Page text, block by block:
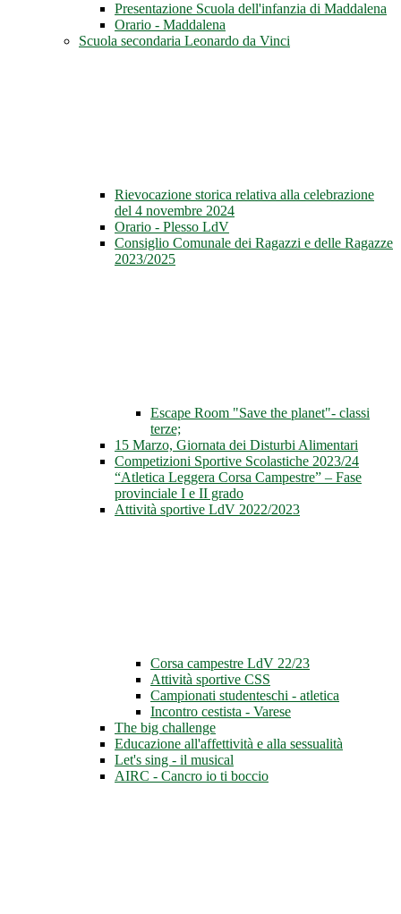
Presentazione Scuola dell'infanzia di Maddalena
Orario - Maddalena
Scuola secondaria Leonardo da Vinci
Rievocazione storica relativa alla celebrazione
del 4 novembre 2024
Orario - Plesso LdV
Consiglio Comunale dei Ragazzi e delle Ragazze
2023/2025
Escape Room "Save the planet"- classi
terze;
15 Marzo, Giornata dei Disturbi Alimentari
Competizioni Sportive Scolastiche 2023/24
“Atletica Leggera Corsa Campestre” – Fase
provinciale I e II grado
Attività sportive LdV 2022/2023
Corsa campestre LdV 22/23
Attività sportive CSS
Campionati studenteschi - atletica
Incontro cestista - Varese
The big challenge
Educazione all'affettività e alla sessualità
Let's sing - il musical
AIRC - Cancro io ti boccio